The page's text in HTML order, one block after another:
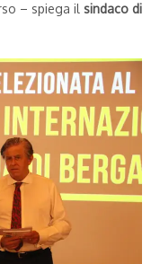
– spiega il sindaco di